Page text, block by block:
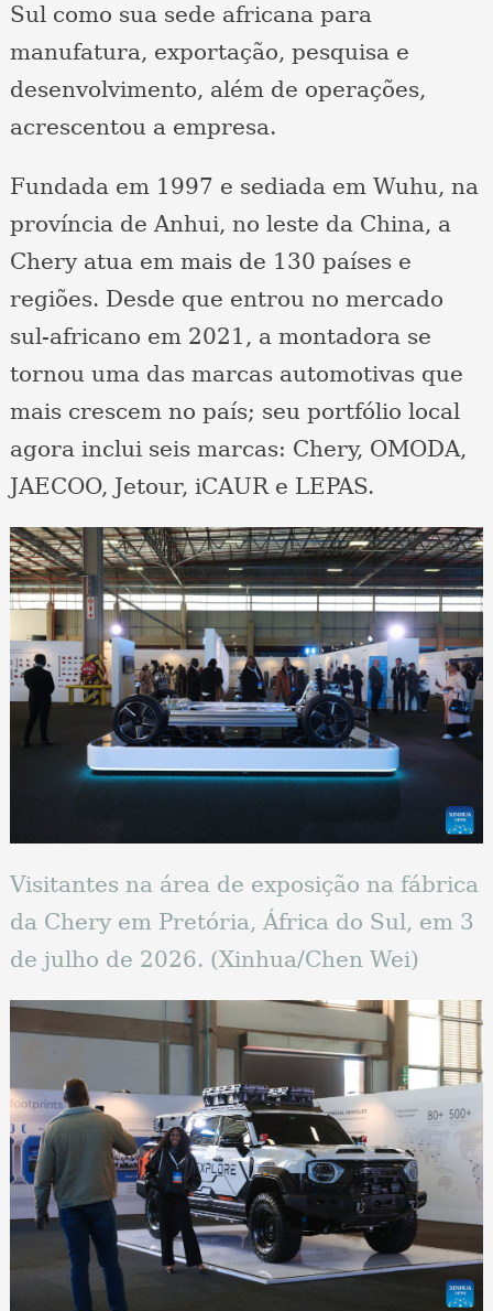
Sul como sua sede africana para
manufatura, exportação, pesquisa e
desenvolvimento, além de operações,
acrescentou a empresa.
Fundada em 1997 e sediada em Wuhu, na
província de Anhui, no leste da China, a
Chery atua em mais de 130 países e
regiões. Desde que entrou no mercado
sul-africano em 2021, a montadora se
tornou uma das marcas automotivas que
mais crescem no país; seu portfólio local
agora inclui seis marcas: Chery, OMODA,
JAECOO, Jetour, iCAUR e LEPAS.
Visitantes na área de exposição na fábrica
da Chery em Pretória, África do Sul, em 3
de julho de 2026. (Xinhua/Chen Wei)